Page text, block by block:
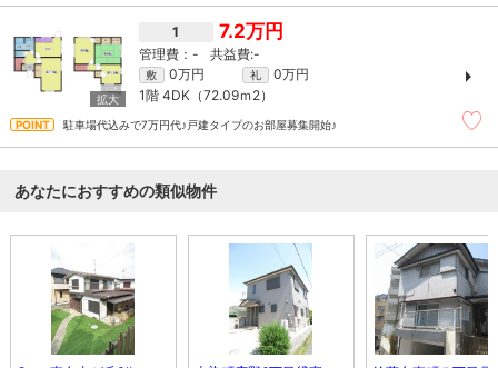
1 7.2万円
- -
敷 0万円 礼
0万円
1階 4DK（72.09ｍ 2）
駐車場代込みで7万円代♪戸建タイプのお部屋募集開始♪
あなたにおすすめの類似物件